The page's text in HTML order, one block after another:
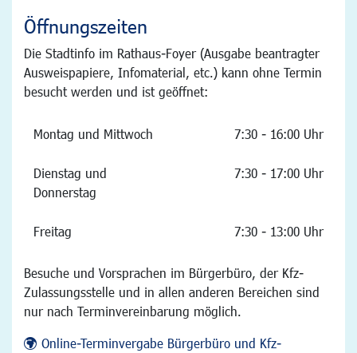
Öffnungszeiten
Die Stadtinfo im Rathaus-Foyer (Ausgabe beantragter
Ausweispapiere, Infomaterial, etc.) kann ohne Termin
besucht werden und ist geöffnet:
Montag und Mittwoch 7:30 - 16:00 Uhr
Dienstag und
Donnerstag
7:30 - 17:00 Uhr
Freitag 7:30 - 13:00 Uhr
Besuche und Vorsprachen im Bürgerbüro, der Kfz-
Zulassungsstelle und in allen anderen Bereichen sind
nur nach Terminvereinbarung möglich.
Online-Terminvergabe Bürgerbüro und Kfz-